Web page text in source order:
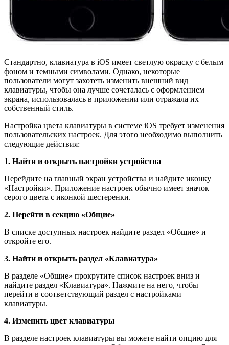
Стандартно, клавиатура в iOS имеет светлую окраску с белым
фоном и темными символами. Однако, некоторые
пользователи могут захотеть изменить внешний вид
клавиатуры, чтобы она лучше сочеталась с оформлением
экрана, использовалась в приложении или отражала их
собственный стиль.
Настройка цвета клавиатуры в системе iOS требует изменения
пользовательских настроек. Для этого необходимо выполнить
следующие действия:
1. Найти и открыть настройки устройства
Перейдите на главный экран устройства и найдите иконку
«Настройки». Приложение настроек обычно имеет значок
серого цвета с иконкой шестеренки.
2. Перейти в секцию «Общие»
В списке доступных настроек найдите раздел «Общие» и
откройте его.
3. Найти и открыть раздел «Клавиатура»
В разделе «Общие» прокрутите список настроек вниз и
найдите раздел «Клавиатура». Нажмите на него, чтобы
перейти в соответствующий раздел с настройками
клавиатуры.
4. Изменить цвет клавиатуры
В разделе настроек клавиатуры вы можете найти опцию для